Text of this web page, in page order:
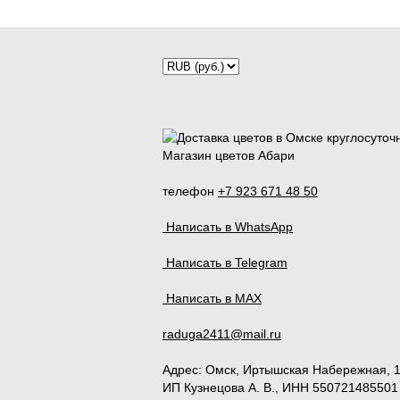
Магазин цветов Абари
телефон +7 923 671 48 50
Написать в WhatsApp
Написать в Telegram
Написать в MAX
raduga2411@mail.ru
Адрес: Омск Иртышская Набережная,
ИП Кузнецова А. В., ИНН 550721485501